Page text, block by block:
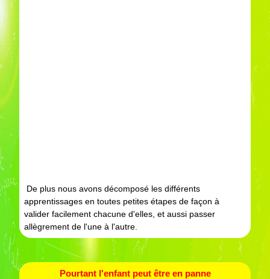
De plus nous avons décomposé les différents
apprentissages en toutes petites étapes de façon à
valider facilement chacune d'elles, et aussi passer
allègrement de l'une à l'autre.
Pourtant l'enfant peut être en panne